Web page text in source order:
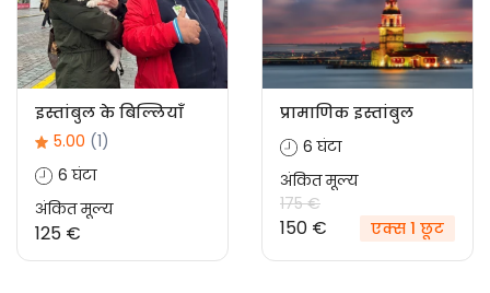
इस्तांबुल के बिल्लियाँ
5.00 (1)
6 घंटा
अंकित मूल्य
125 €
प्रामाणिक इस्तांबुल
6 घंटा
अंकित मूल्य
175 €
150 € एक्स 1 छूट